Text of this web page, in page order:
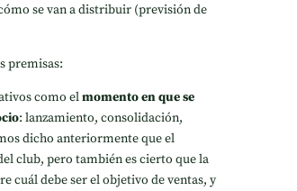
se van a distribuir (previsión de
premisas:
como elmomento en que se
: lanzamiento, consolidación,
dicho anteriormente que el
club, pero también es cierto que la
cuál debe ser el objetivo de ventas, y